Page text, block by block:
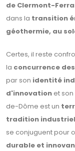
de Clermont-
dans la transition
géothermie, au
Certes, il reste
la concurrence
par son identité
d'innovation et son
de-Dôme est un
tradition
se conjuguent pour
durable et